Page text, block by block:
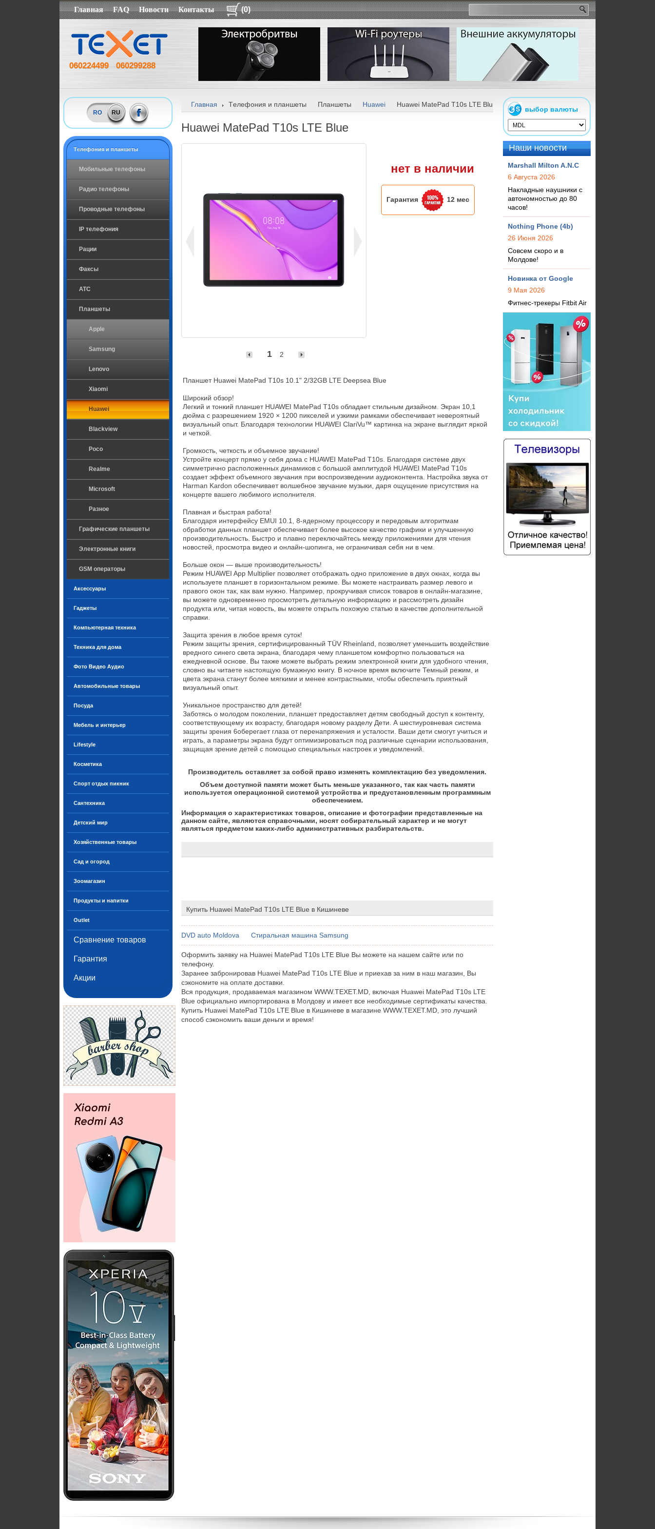
Главная FAQ Новости Контакты (0)
060224499 060299288
RO RU
Tелефония и планшеты
Мобильные телефоны
Радио телефоны
Проводные телефоны
IP телефония
Рации
Факсы
ATC
Планшеты
Apple
Samsung
Lenovo
Xiaomi
Huawei
Blackview
Poco
Realme
Microsoft
Разное
Графические планшеты
Электронные книги
GSM операторы
Аксессуары
Гаджеты
Компьютерная техника
Техника для дома
Фото Видео Аудио
Автомобильные товары
Посуда
Мебель и интерьер
Lifestyle
Косметика
Спорт отдых пикник
Сантехника
Детский мир
Хозяйственные товары
Сад и огород
Зоомагазин
Продукты и напитки
Outlet
Сравнение товаров
Гарантия
Акции
Главная Tелефония и планшеты Планшеты Huawei Huawei MatePad T10s LTE Blue
Huawei MatePad T10s LTE Blue
нет в наличии
Гарантия 12 мес
1 2
Планшет Huawei MatePad T10s 10.1" 2/32GB LTE Deepsea Blue
Широкий обзор!
Легкий и тонкий планшет HUAWEI MatePad T10s обладает стильным дизайном. Экран 10,1
дюйма с разрешением 1920 × 1200 пикселей и узкими рамками обеспечивает невероятный
визуальный опыт. Благодаря технологии HUAWEI ClariVu™ картинка на экране выглядит яркой
и четкой.
Громкость, четкость и объемное звучание!
Устройте концерт прямо у себя дома с HUAWEI MatePad T10s. Благодаря системе двух
симметрично расположенных динамиков с большой амплитудой HUAWEI MatePad T10s
создает эффект объемного звучания при воспроизведении аудиоконтента. Настройка звука от
Harman Kardon обеспечивает волшебное звучание музыки, даря ощущение присутствия на
концерте вашего любимого исполнителя.
Плавная и быстрая работа!
Благодаря интерфейсу EMUI 10.1, 8-ядерному процессору и передовым алгоритмам
обработки данных планшет обеспечивает более высокое качество графики и улучшенную
производительность. Быстро и плавно переключайтесь между приложениями для чтения
новостей, просмотра видео и онлайн-шопинга, не ограничивая себя ни в чем.
Больше окон — выше производительность!
Режим HUAWEI App Multiplier позволяет отображать одно приложение в двух окнах, когда вы
используете планшет в горизонтальном режиме. Вы можете настраивать размер левого и
правого окон так, как вам нужно. Например, прокручивая список товаров в онлайн-магазине,
вы можете одновременно просмотреть детальную информацию и рассмотреть дизайн
продукта или, читая новость, вы можете открыть похожую статью в качестве дополнительной
справки.
Защита зрения в любое время суток!
Режим защиты зрения, сертифицированный TÜV Rheinland, позволяет уменьшить воздействие
вредного синего света экрана, благодаря чему планшетом комфортно пользоваться на
ежедневной основе. Вы также можете выбрать режим электронной книги для удобного чтения,
словно вы читаете настоящую бумажную книгу. В ночное время включите Темный режим, и
цвета экрана станут более мягкими и менее контрастными, чтобы обеспечить приятный
визуальный опыт.
Уникальное пространство для детей!
Заботясь о молодом поколении, планшет предоставляет детям свободный доступ к контенту,
соответствующему их возрасту, благодаря новому разделу Дети. А шестиуровневая система
защиты зрения 6оберегает глаза от перенапряжения и усталости. Ваши дети смогут учиться и
играть, а параметры экрана будут оптимизироваться под различные сценарии использования,
защищая зрение детей с помощью специальных настроек и уведомлений.
Производитель оставляет за собой право изменять комплектацию без уведомления.
Объем доступной памяти может быть меньше указанного, так как часть памяти
используется операционной системой устройства и предустановленным программным
обеспечением.
Информация о характеристиках товаров, описание и фотографии представленные на
данном сайте, являются справочными, носят собирательный характер и не могут
являться предметом каких-либо административных разбирательств.
Купить Huawei MatePad T10s LTE Blue в Кишиневе
DVD auto Moldova Стиральная машина Samsung
Оформить заявку на Huawei MatePad T10s LTE Blue Вы можете на нашем сайте или по
телефону.
Заранее забронировав Huawei MatePad T10s LTE Blue и приехав за ним в наш магазин, Вы
сэкономите на оплате доставки.
Вся продукция, продаваемая магазином WWW.TEXET.MD, включая Huawei MatePad T10s LTE
Blue официально импортирована в Молдову и имеет все необходимые сертификаты качества.
Купить Huawei MatePad T10s LTE Blue в Кишиневе в магазине WWW.TEXET.MD, это лучший
способ сэкономить ваши деньги и время!
выбор валюты
Наши новости
Marshall Milton A.N.C
6 Августа 2026
Накладные наушники с
автономностью до 80
часов!
Nothing Phone (4b)
26 Июня 2026
Совсем скоро и в
Молдове!
Новинка от Google
9 Мая 2026
Фитнес-трекеры Fitbit Air